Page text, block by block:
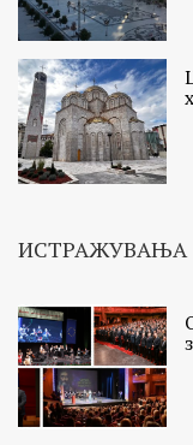
ИСТРАЖУВАЊА